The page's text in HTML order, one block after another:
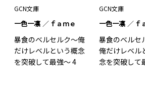
GCN文庫
一色一凛 ｆａｍｅ
暴食のベルセルク～俺
だけレベルという概念
を突破して最強～ 4
GCN文庫
一色一凛 ｆ
暴食のベルセ
俺だけレベル
念を突破して